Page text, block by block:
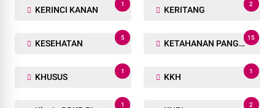
KERINCI KANAN
1
KERITANG
2
KESEHATAN
5
KETAHANAN PANGAN
15
KHUSUS
1
KKH
1
1 2